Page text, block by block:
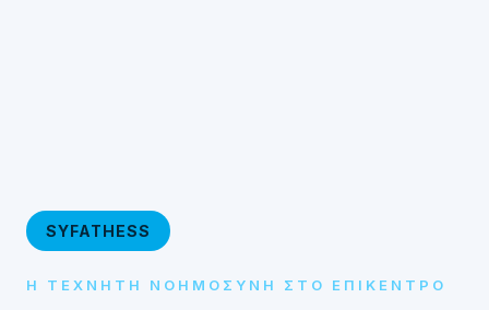
SYFATHESS
Η ΤΕΧΝΗΤΉ ΝΟΗΜΟΣΎΝΗ ΣΤΟ ΕΠΊΚΕΝΤΡΟ